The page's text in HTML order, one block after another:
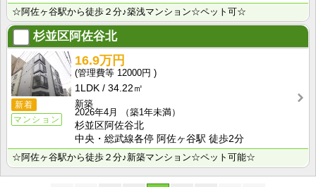
☆阿佐ヶ谷駅から徒歩２分♪築浅マンション☆ペット可☆
杉並区阿佐谷北
新着
マンション
16.9万円
12000円
1LDK
34.22㎡
新築
2026年4月
（築1年未満）
杉並区阿佐谷北
中央・総武線各停 阿佐ヶ谷駅 徒歩2分
☆阿佐ヶ谷駅から徒歩２分♪新築マンション☆ペット可能☆